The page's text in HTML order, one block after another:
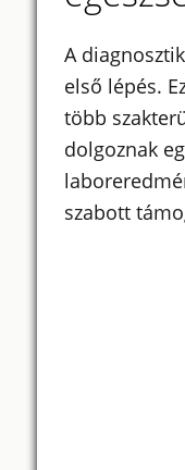
A
első lépés.
több
dolgoznak
szabott